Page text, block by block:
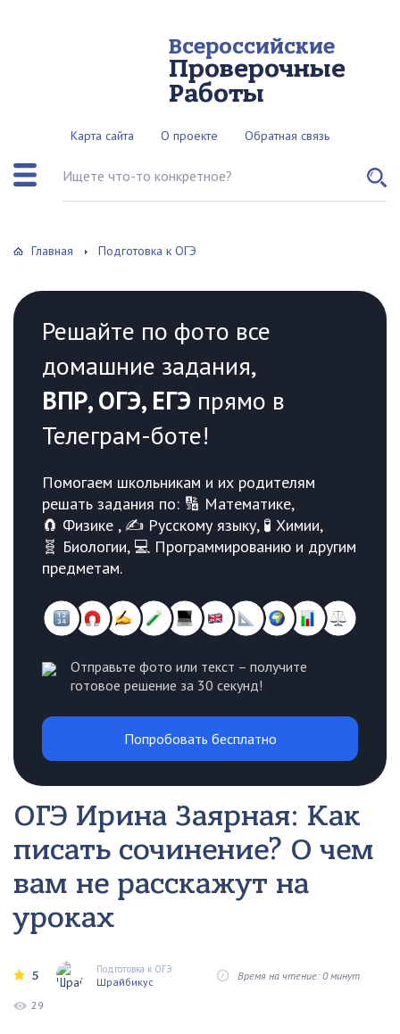
Всероссийские
Проверочные
Работы
Карта сайта О проекте Обратная связь
Поиск по сайту
Главная Подготовка к ОГЭ
Решайте по фото все
домашние задания,
ВПР, ОГЭ, ЕГЭ прямо в
Телеграм-боте!
Помогаем школьникам и их родителям
решать задания по: 🔢 Математике,
🧲 Физике , ✍️ Русскому языку, 🧪 Химии,
🧬 Биологии, 💻 Программированию и другим
предметам.
Отправьте фото или текст – получите
готовое решение за 30 секунд!
Попробовать бесплатно
ОГЭ Ирина Заярная: Как
писать сочинение? О чем
вам не расскажут на
уроках
5 Подготовка к ОГЭ
Шрайбикус Время на чтение: 0 минут
29